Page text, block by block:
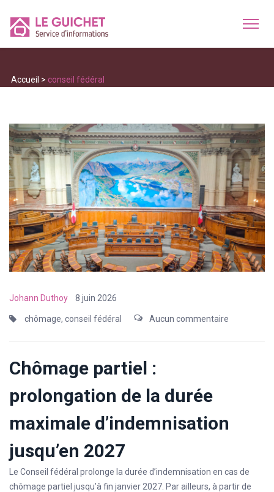
Accueil > conseil fédéral
Johann Duthoy 8 juin 2026
chômage, conseil fédéral Aucun commentaire
Chômage partiel :
prolongation de la durée
maximale d’indemnisation
jusqu’en 2027
Le Conseil fédéral prolonge la durée d’indemnisation en cas de
chômage partiel jusqu’à fin janvier 2027. Par ailleurs, à partir de